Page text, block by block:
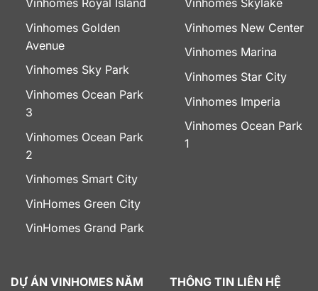
Vinhomes Royal Island
Vinhomes Golden
Avenue
Vinhomes Sky Park
Vinhomes Ocean Park
3
Vinhomes Ocean Park
2
Vinhomes Smart City
VinHomes Green City
VinHomes Grand Park
Vinhomes Skylake
Vinhomes New Center
Vinhomes Marina
Vinhomes Star City
Vinhomes Imperia
Vinhomes Ocean Park
1
DỰ ÁN VINHOMES NĂM
THÔNG TIN LIÊN HỆ